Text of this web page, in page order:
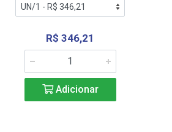
R$ 346,21
Adicionar